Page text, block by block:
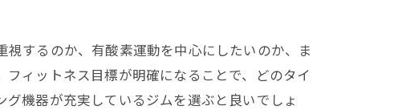
するのか、有酸素運動を中心にしたいのか、ま
ィットネス目標が明確になることで、どのタイ
機器が充実しているジムを選ぶと良いでしょ